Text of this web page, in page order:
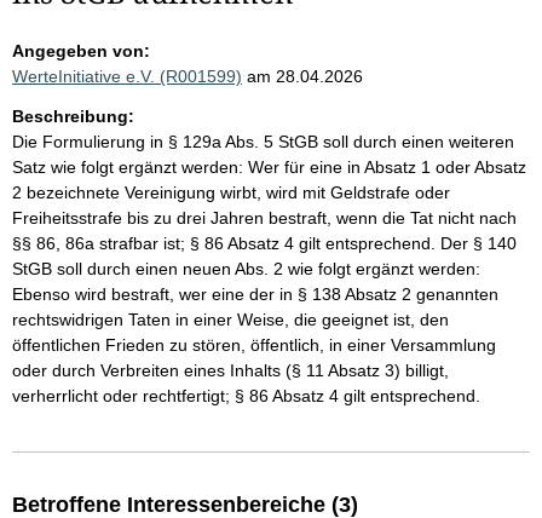
Angegeben von:
WerteInitiative e.V. (R001599) am 28.04.2026
Beschreibung:
Die Formulierung in § 129a Abs. 5 StGB soll durch einen weiteren
Satz wie folgt ergänzt werden: Wer für eine in Absatz 1 oder Absatz
2 bezeichnete Vereinigung wirbt, wird mit Geldstrafe oder
Freiheitsstrafe bis zu drei Jahren bestraft, wenn die Tat nicht nach
§§ 86, 86a strafbar ist; § 86 Absatz 4 gilt entsprechend. Der § 140
StGB soll durch einen neuen Abs. 2 wie folgt ergänzt werden:
Ebenso wird bestraft, wer eine der in § 138 Absatz 2 genannten
rechtswidrigen Taten in einer Weise, die geeignet ist, den
öffentlichen Frieden zu stören, öffentlich, in einer Versammlung
oder durch Verbreiten eines Inhalts (§ 11 Absatz 3) billigt,
verherrlicht oder rechtfertigt; § 86 Absatz 4 gilt entsprechend.
Betroffene Interessenbereiche (3)